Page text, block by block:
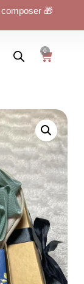
🎁
0